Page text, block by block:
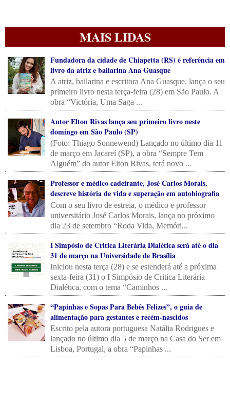
MAIS LIDAS
Fundadora da cidade de Chiapetta (RS) é referência em
livro da atriz e bailarina Ana Guasque
A atriz, bailarina e escritora Ana Guasque, lança o seu
primeiro livro nesta terça-feira (28) em São Paulo. A
obra “Victória, Uma Saga ...
Autor Elton Rivas lança seu primeiro livro neste
domingo em São Paulo (SP)
(Foto: Thiago Sonnewend) Lançado no último dia 11
de março em Jacareí (SP), a obra “Sempre Tem
Alguém” do autor Elton Rivas, terá novo ...
Professor e médico cadeirante, José Carlos Morais,
descreve história de vida e superação em autobiografia
Com o seu livro de estreia, o médico e professor
universitário José Carlos Morais, lança no próximo
dia 23 de setembro “Roda Vida, Memóri...
I Simpósio de Critica Literária Dialética será até o dia
31 de março na Universidade de Brasília
Iniciou nesta terça (28) e se estenderá até a próxima
sexta-feira (31) o I Simpósio de Critica Literária
Dialética, com o tema “Caminhos ...
“Papinhas e Sopas Para Bebês Felizes”, o guia de
alimentação para gestantes e recém-nascidos
Escrito pela autora portuguesa Natália Rodrigues e
lançado no último dia 5 de março na Casa do Ser em
Lisboa, Portugal, a obra “Papinhas ...